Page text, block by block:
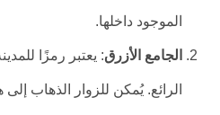
الموجود داخلها.
الجامع الأزرق: يعتبر رمزًا
الرائع. يُمكن للزوار الذهاب